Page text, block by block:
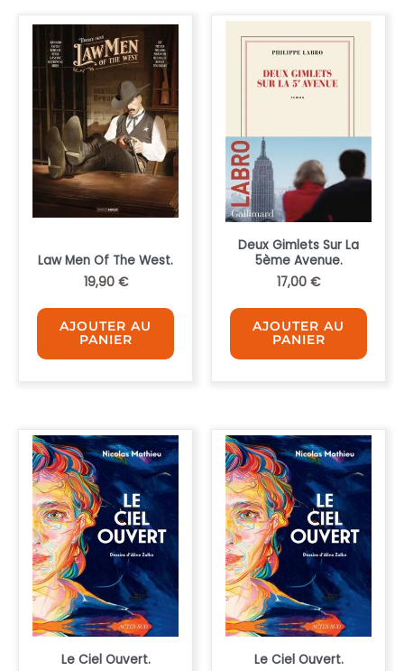
Law Men Of The West.
19,90 €
AJOUTER AU
PANIER
Deux Gimlets Sur La
5ème Avenue.
17,00 €
AJOUTER AU
PANIER
Le Ciel Ouvert.
Le Ciel Ouvert.